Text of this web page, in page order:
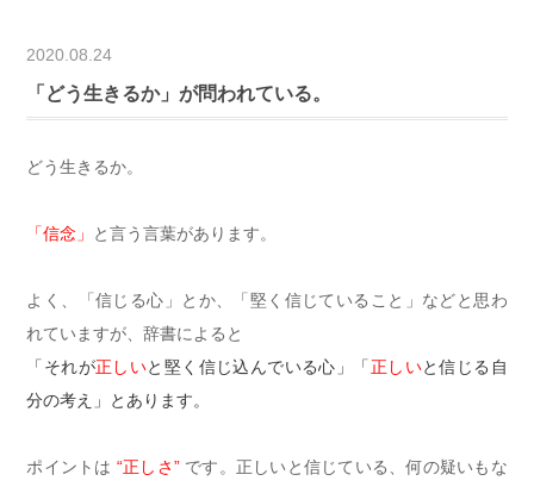
2020.08.24
「どう生きるか」が問われている。
どう生きるか。
「信念」 と言う言葉があります。
よく、「信じる心」とか、「堅く信じていること」などと思わ
れていますが、辞書によると
「それが正しいと堅く信じ込んでいる心」「正しいと信じる自
分の考え」とあります。
ポイントは “正しさ”です。正しいと信じている、何の疑いもな